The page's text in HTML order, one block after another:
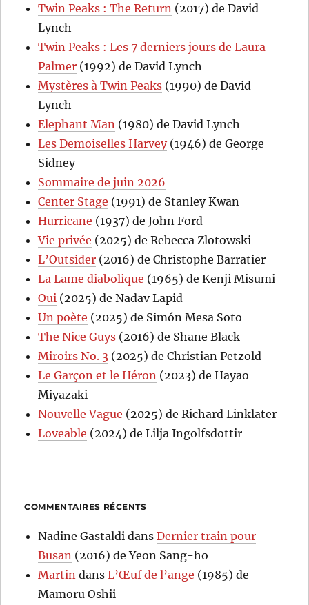
Twin Peaks : The Return (2017) de David
Lynch
Twin Peaks : Les 7 derniers jours de Laura
Palmer (1992) de David Lynch
Mystères à Twin Peaks (1990) de David
Lynch
Elephant Man (1980) de David Lynch
Les Demoiselles Harvey(1946) de George
Sidney
Sommaire de juin 2026
Center Stage (1991) de Stanley Kwan
Hurricane (1937) de John Ford
Vie privée (2025) de Rebecca Zlotowski
L’Outsider (2016) de Christophe Barratier
La Lame diabolique (1965) de Kenji Misumi
Oui (2025) de Nadav Lapid
Un poète (2025) de Simón Mesa Soto
The Nice Guys (2016) de Shane Black
Miroirs No. 3 (2025) de Christian Petzold
Le Garçon et le Héron (2023) de Hayao
Miyazaki
Nouvelle Vague (2025) de Richard Linklater
Loveable (2024) de Lilja Ingolfsdottir
COMMENTAIRES RÉCENTS
Nadine Gastaldi dansDernier train pour
Busan (2016) de Yeon Sang-ho
Martin dansL’Œuf de l’ange (1985) de
Mamoru Oshii